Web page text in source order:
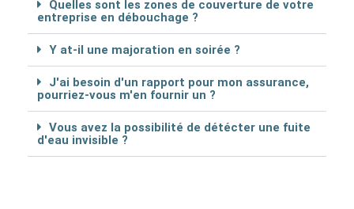
Quelles sont les zones de couverture de votre
entreprise en débouchage ?
Y at-il une majoration en soirée ?
J'ai besoin d'un rapport pour mon assurance,
pourriez-vous m'en fournir un ?
Vous avez la possibilité de détécter une fuite
d'eau invisible ?